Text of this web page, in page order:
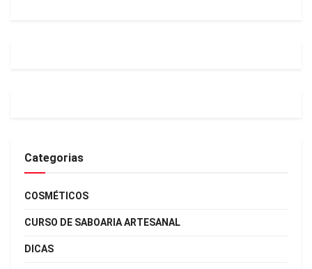
Categorias
COSMÉTICOS
CURSO DE SABOARIA ARTESANAL
DICAS